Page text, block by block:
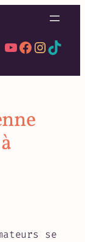
YouTube
Facebook
se